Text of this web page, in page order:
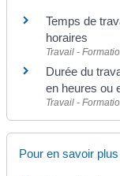
Temps de
horaires
Travail -
Durée du
en heures ou
Travail -
Pour en savoir plus